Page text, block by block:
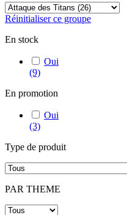
Réinitialiser ce groupe
En stock
Oui
(9)
En promotion
Oui
(3)
Type de produit
PAR THEME